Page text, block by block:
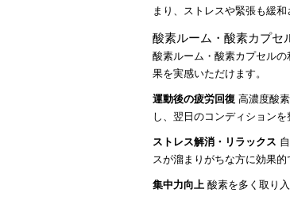
まり、ストレスや緊張も緩
酸素ルーム・酸素カプセ
酸素ルーム・酸素カプセル
果を実感いただけます。
運動後の疲労回復 高濃度酸
し、翌日のコンディションを
ストレス解消・リラックス
スが溜まりがちな方に効果的
集中力向上 酸素を多く取り